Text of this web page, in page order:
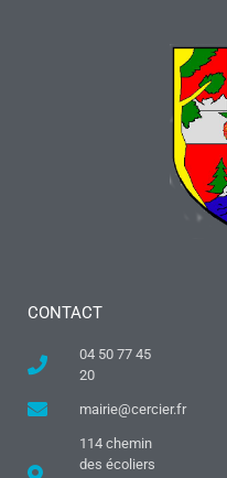
CONTACT
04 50 77 45
20
mairie@cercier.fr
114 chemin
des écoliers